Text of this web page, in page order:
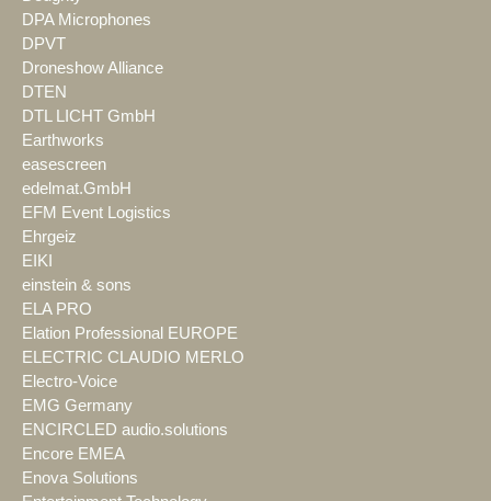
DPA Microphones
DPVT
Droneshow Alliance
DTEN
DTL LICHT GmbH
Earthworks
easescreen
edelmat.GmbH
EFM Event Logistics
Ehrgeiz
EIKI
einstein & sons
ELA PRO
Elation Professional EUROPE
ELECTRIC CLAUDIO MERLO
Electro-Voice
EMG Germany
ENCIRCLED audio.solutions
Encore EMEA
Enova Solutions